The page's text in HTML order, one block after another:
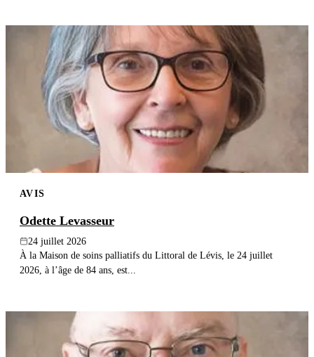
AVIS
Odette Levasseur
24 juillet 2026
À la Maison de soins palliatifs du Littoral de Lévis, le 24 juillet
2026, à l’âge de 84 ans, est...